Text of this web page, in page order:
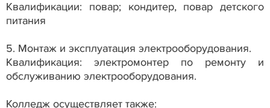
Квалификации: повар; кондитер, повар детского
питания
5. Монтаж и эксплуатация электрооборудования.
Квалификация: электромонтер по ремонту и
обслуживанию электрооборудования.
Колледж осуществляет также: